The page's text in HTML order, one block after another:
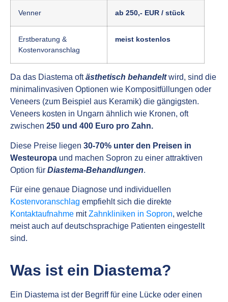
Venner ab 250,- EUR / stück
Erstberatung &
Kostenvoranschlag
meist kostenlos
Da das Diastema oftästhetisch behandeltwird, sind die
minimalinvasiven Optionen wie Kompositfüllungen oder
Veneers (zum Beispiel aus Keramik) die gängigsten.
Veneers kosten in Ungarn ähnlich wie Kronen, oft
zwischen 250 und 400 Euro pro Zahn.
Diese Preise liegen 30-70% unter den Preisen in
Westeuropa und machen Sopron zu einer attraktiven
Option für Diastema-Behandlungen.
Für eine genaue Diagnose und individuellen
Kostenvoranschlag empfiehlt sich die direkte
Kontaktaufnahme mitZahnkliniken in Sopron, welche
meist auch auf deutschsprachige Patienten eingestellt
sind.
Was ist ein Diastema?
Ein Diastema ist der Begriff für eine Lücke oder einen